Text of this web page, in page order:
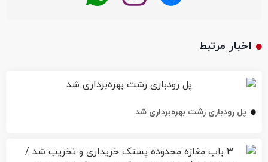
اخبار مرتبط
پل رودباری رشت بهره‌برداری شد